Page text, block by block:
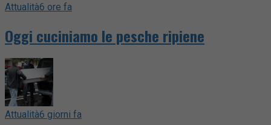
Attualità6 ore fa
Oggi cuciniamo le pesche ripiene
Attualità6 giorni fa